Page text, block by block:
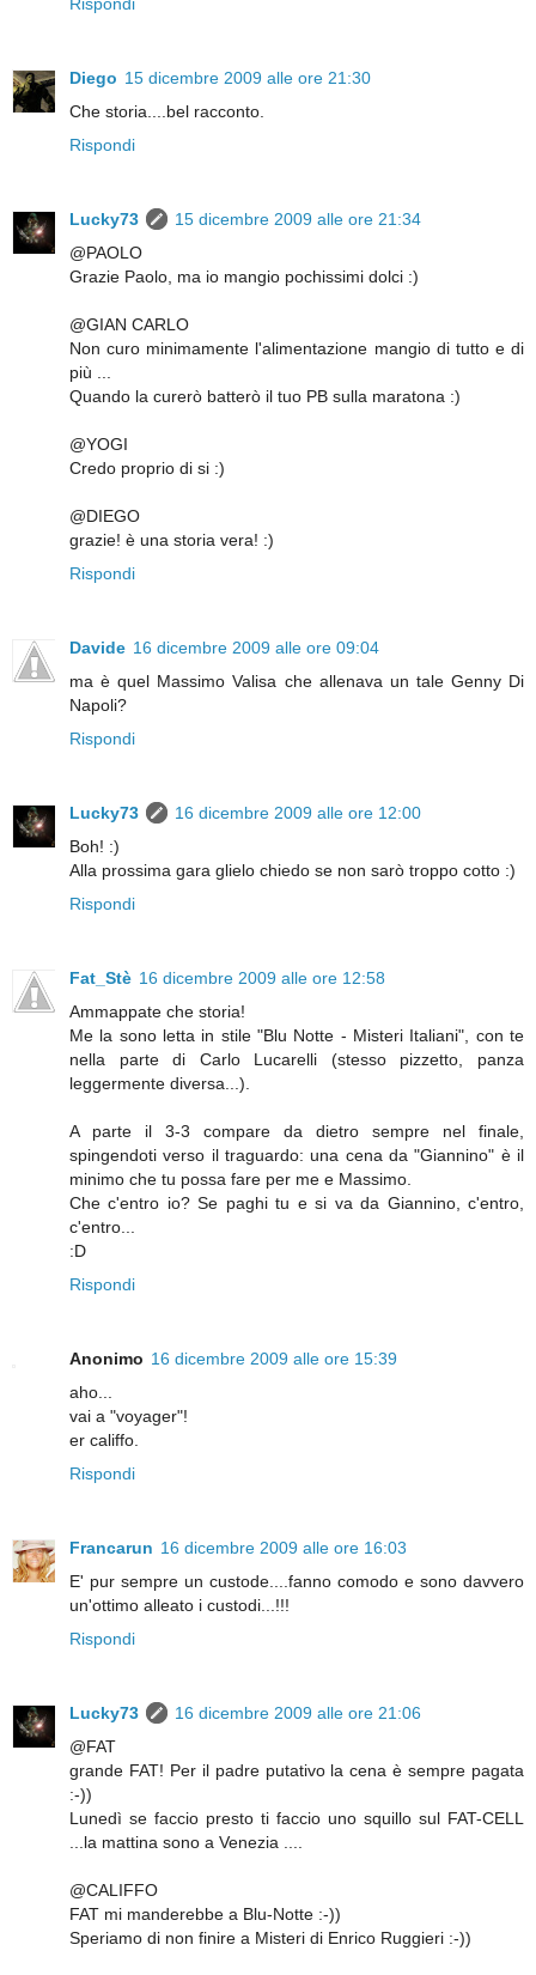
Diego 15 dicembre 2009 alle ore 21:30
Che storia....bel racconto.
Rispondi
Lucky73
15 dicembre 2009 alle ore 21:34
@PAOLO
Grazie Paolo, ma io mangio pochissimi dolci :)
@GIAN CARLO
Non curo minimamente l'alimentazione mangio di tutto e di
più ...
Quando la curerò batterò il tuo PB sulla maratona :)
@YOGI
Credo proprio di si :)
@DIEGO
grazie! è una storia vera! :)
Rispondi
Davide 16 dicembre 2009 alle ore 09:04
ma è quel Massimo Valisa che allenava un tale Genny Di
Napoli?
Rispondi
Lucky73
16 dicembre 2009 alle ore 12:00
Boh! :)
Alla prossima gara glielo chiedo se non sarò troppo cotto :)
Rispondi
Fat_Stè 16 dicembre 2009 alle ore 12:58
Ammappate che storia!
Me la sono letta in stile "Blu Notte - Misteri Italiani", con te
nella parte di Carlo Lucarelli (stesso pizzetto, panza
leggermente diversa...).
A parte il 3-3 compare da dietro sempre nel finale,
spingendoti verso il traguardo: una cena da "Giannino" è il
minimo che tu possa fare per me e Massimo.
Che c'entro io? Se paghi tu e si va da Giannino, c'entro,
c'entro...
:D
Rispondi
Anonimo 16 dicembre 2009 alle ore 15:39
aho...
vai a "voyager"!
er califfo.
Rispondi
Francarun 16 dicembre 2009 alle ore 16:03
E' pur sempre un custode....fanno comodo e sono davvero
un'ottimo alleato i custodi...!!!
Rispondi
Lucky73
16 dicembre 2009 alle ore 21:06
@FAT
grande FAT! Per il padre putativo la cena è sempre pagata
:-))
Lunedì se faccio presto ti faccio uno squillo sul FAT-CELL
...la mattina sono a Venezia ....
@CALIFFO
FAT mi manderebbe a Blu-Notte :-))
Speriamo di non finire a Misteri di Enrico Ruggieri :-))